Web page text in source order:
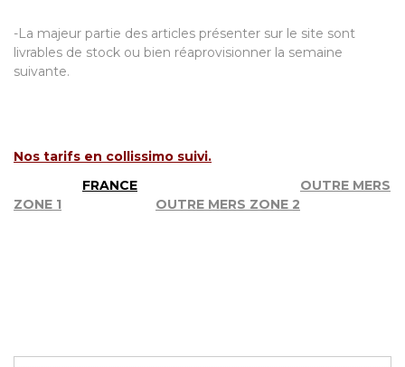
-La majeur partie des articles présenter sur le site sont
livrables de stock ou bien réaprovisionner la semaine
suivante.
Nos tarifs en collissimo suivi.
FRANCE
OUTRE MERS
ZONE 1
OUTRE MERS ZONE 2